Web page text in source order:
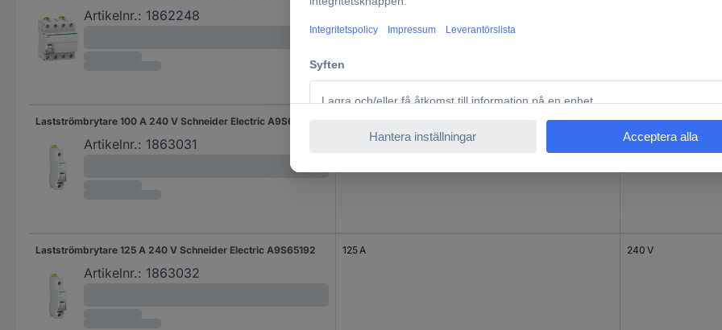
Artikelnr.: 1862248
Lastströmbrytare 100 A 240 V Schneider Electric A9S65191
Artikelnr.: 1863031
240 V
Lastströmbrytare 125 A 240 V Schneider Electric A9S65192
Artikelnr.: 1863032
125 A 240 V